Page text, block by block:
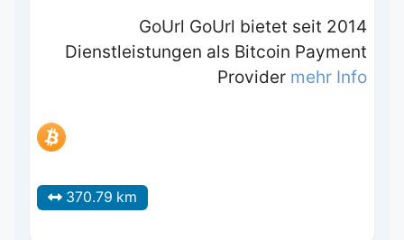
GoUrl GoUrl bietet seit 2014
Dienstleistungen als Bitcoin Payment
Provider mehr Info
370.79 km